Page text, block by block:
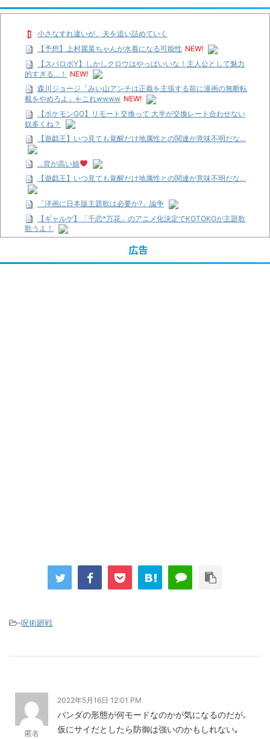
小さなすれ違いが、夫を追い詰めていく
【予想】上村麗菜ちゃんが水着になる可能性 NEW!
【スパロボY】しかしクロウはやっぱいいな！主人公として魅力
的すぎる…！
NEW!
森川ジョージ「みい山アンチは正義を主張する前に漫画の無断転
載をやめろよ」←これwwww NEW!
【ポケモンGO】リモート交換って 大半が交換レート合わせない
奴多くね？
【遊戯王】いつ見ても覚醒だけ地属性との関連が意味不明だな…
…背が高い娘
【遊戯王】いつ見ても覚醒だけ地属性との関連が意味不明だな…
「洋画に日本版主題歌は必要か?」論争
【ギャルゲ】「千恋*万花」のアニメ化決定でKOTOKOが主題歌
歌うよ！
【R-18】真・女神転生 Road to the Transcendence【二次創作】
広告
-呪術廻戦
匿名
2022年5月16日 12:01 PM
パンダの形態が何モードなのかが気になるのだが､
仮にサイだとしたら防御は強いのかもしれない｡